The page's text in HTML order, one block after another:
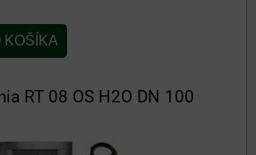
KOŠÍKA
RT 08 OS H2O DN 100